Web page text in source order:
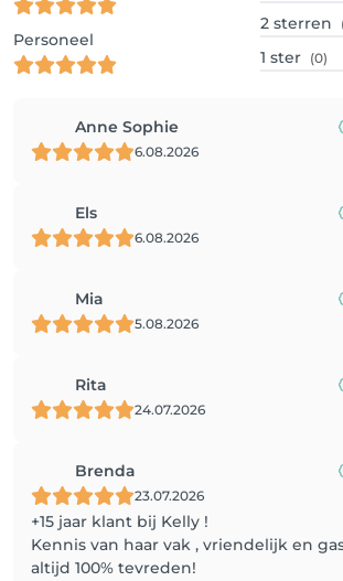
Personeel
2 sterren
1 ster (0)
Anne Sophie
6.08.2026
Els
6.08.2026
Mia
5.08.2026
Rita
24.07.2026
Brenda
23.07.2026
+15 jaar klant bij Kelly !
Kennis van haar vak , vriendelijk en
altijd 100% tevreden!